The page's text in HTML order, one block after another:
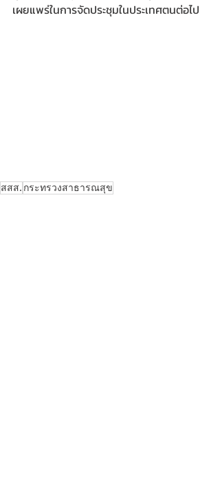
เผยแพร่ในการจัดประชุมในประเทศตนต่อไป
สสส. กระทรวงสาธารณสุข